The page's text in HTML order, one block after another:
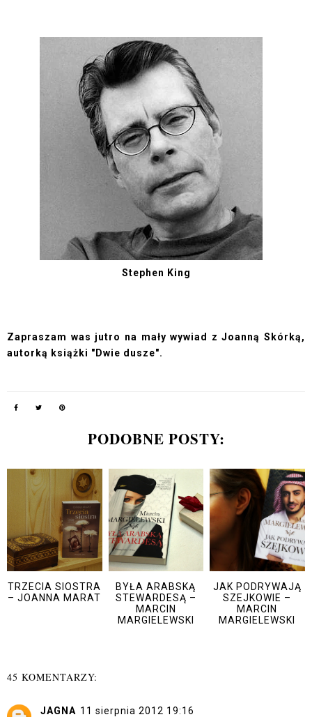
Stephen King
Zapraszam was jutro na mały wywiad z Joanną Skórką,
autorką książki "Dwie dusze".
PODOBNE POSTY:
TRZECIA SIOSTRA
– JOANNA MARAT
BYŁA ARABSKĄ
STEWARDESĄ –
MARCIN
MARGIELEWSKI
JAK PODRYWAJĄ
SZEJKOWIE –
MARCIN
MARGIELEWSKI
45 KOMENTARZY:
JAGNA 11 sierpnia 2012 19:16